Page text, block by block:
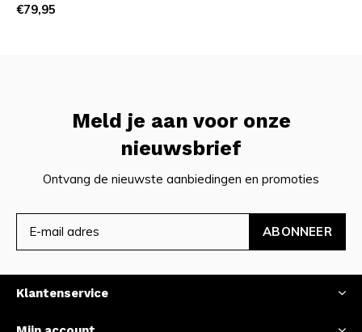
€79,95
Meld je aan voor onze
nieuwsbrief
Ontvang de nieuwste aanbiedingen en promoties
ABONNEER
Klantenservice